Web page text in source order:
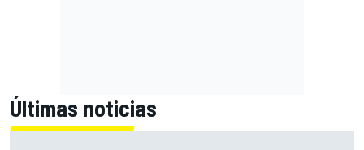
Últimas noticias